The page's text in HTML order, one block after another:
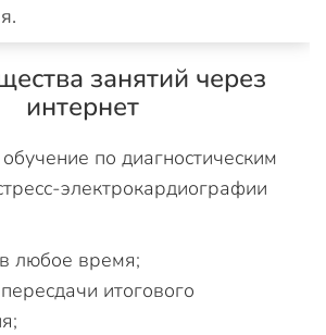
занятий через
интернет
по диагностическим
электрокардиографии
любое время;
итогового